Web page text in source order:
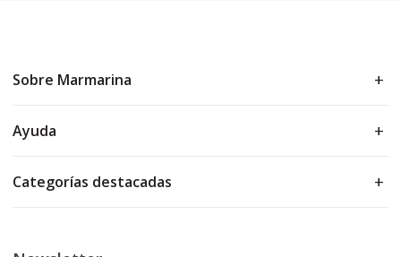
Sobre Marmarina
Ayuda
Categorías destacadas